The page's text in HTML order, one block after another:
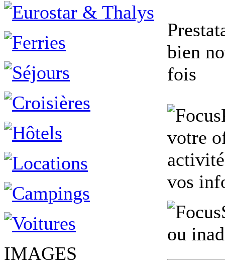
IMAGES
bien
fois
votre
vos
ou